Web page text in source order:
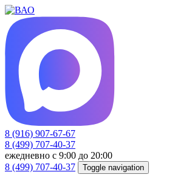
8 (916) 907-67-67
8 (499) 707-40-37
ежедневно с 9:00 до 20:00
8 (499) 707-40-37
Toggle navigation